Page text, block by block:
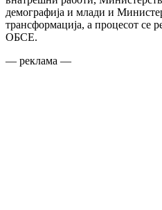
демографија и млади и
трансформација, а процесот се
ОБСЕ.
— реклама —